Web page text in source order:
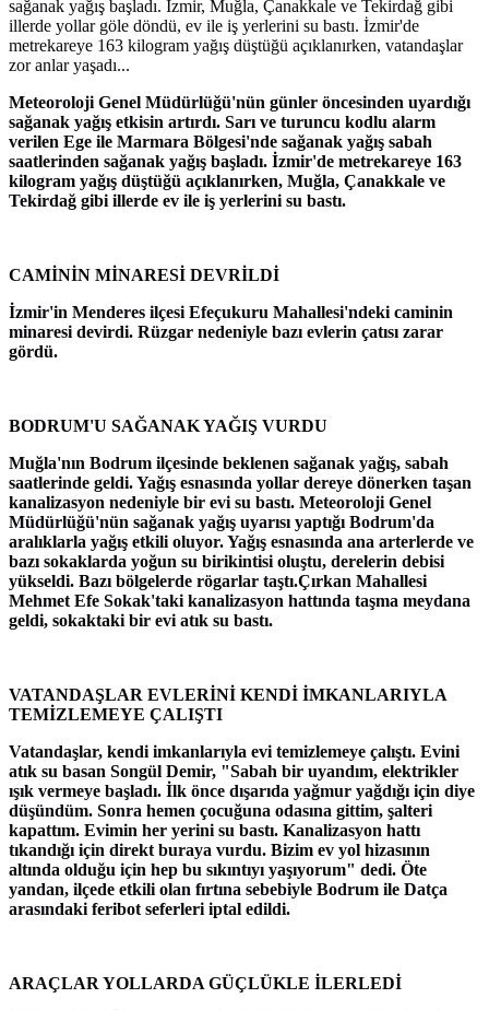
sağanak yağış başladı. İzmir, Muğla, Çanakkale ve Tekirdağ gibi
illerde yollar göle döndü, ev ile iş yerlerini su bastı. İzmir'de
metrekareye 163 kilogram yağış düştüğü açıklanırken, vatandaşlar
zor anlar yaşadı...
Meteoroloji Genel Müdürlüğü'nün günler öncesinden uyardığı
sağanak yağış etkisin artırdı. Sarı ve turuncu kodlu alarm
verilen Ege ile Marmara Bölgesi'nde sağanak yağış sabah
saatlerinden sağanak yağış başladı. İzmir'de metrekareye 163
kilogram yağış düştüğü açıklanırken, Muğla, Çanakkale ve
Tekirdağ gibi illerde ev ile iş yerlerini su bastı.
CAMİNİN MİNARESİ DEVRİLDİ
İzmir'in Menderes ilçesi Efeçukuru Mahallesi'ndeki caminin
minaresi devirdi. Rüzgar nedeniyle bazı evlerin çatısı zarar
gördü.
BODRUM'U SAĞANAK YAĞIŞ VURDU
Muğla'nın Bodrum ilçesinde beklenen sağanak yağış, sabah
saatlerinde geldi. Yağış esnasında yollar dereye dönerken taşan
kanalizasyon nedeniyle bir evi su bastı. Meteoroloji Genel
Müdürlüğü'nün sağanak yağış uyarısı yaptığı Bodrum'da
aralıklarla yağış etkili oluyor. Yağış esnasında ana arterlerde ve
bazı sokaklarda yoğun su birikintisi oluştu, derelerin debisi
yükseldi. Bazı bölgelerde rögarlar taştı.Çırkan Mahallesi
Mehmet Efe Sokak'taki kanalizasyon hattında taşma meydana
geldi, sokaktaki bir evi atık su bastı.
VATANDAŞLAR EVLERİNİ KENDİ İMKANLARIYLA
TEMİZLEMEYE ÇALIŞTI
Vatandaşlar, kendi imkanlarıyla evi temizlemeye çalıştı. Evini
atık su basan Songül Demir, "Sabah bir uyandım, elektrikler
ışık vermeye başladı. İlk önce dışarıda yağmur yağdığı için diye
düşündüm. Sonra hemen çocuğuna odasına gittim, şalteri
kapattım. Evimin her yerini su bastı. Kanalizasyon hattı
tıkandığı için direkt buraya vurdu. Bizim ev yol hizasının
altında olduğu için hep bu sıkıntıyı yaşıyorum" dedi. Öte
yandan, ilçede etkili olan fırtına sebebiyle Bodrum ile Datça
arasındaki feribot seferleri iptal edildi.
ARAÇLAR YOLLARDA GÜÇLÜKLE İLERLEDİ